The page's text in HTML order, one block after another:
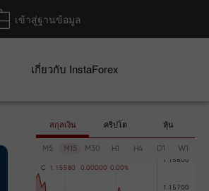
เข้าสู่ฐานข้อมูล
เกี่ยวกับ InstaForex
สกุลเงิน คริปโต หุ้น
M5 M15 M30 H1 H4 D1 W1
C 1 . 1 5580 0 .00000 0 .00%